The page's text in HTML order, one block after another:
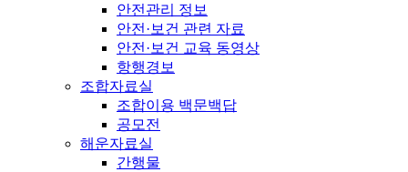
안전관리 정보
안전·보건 관련 자료
안전·보건 교육 동영상
항행경보
조합자료실
조합이용 백문백답
공모전
해운자료실
간행물